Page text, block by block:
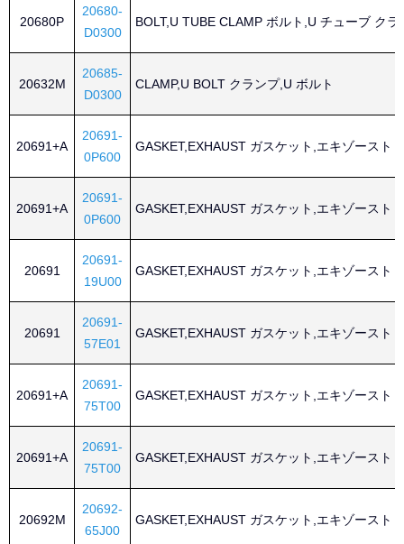
20680P
20680-
D0300
BOLT,U TUBE CLAMP ボルト,U チューブ クラ
20632M
20685-
D0300
CLAMP,U BOLT クランプ,U ボルト
20691+A
20691-
0P600
GASKET,EXHAUST ガスケット,エキゾースト
20691+A
20691-
0P600
GASKET,EXHAUST ガスケット,エキゾースト
20691
20691-
19U00
GASKET,EXHAUST ガスケット,エキゾースト
20691
20691-
57E01
GASKET,EXHAUST ガスケット,エキゾースト
20691+A
20691-
75T00
GASKET,EXHAUST ガスケット,エキゾースト
20691+A
20691-
75T00
GASKET,EXHAUST ガスケット,エキゾースト
20692M
20692-
65J00
GASKET,EXHAUST ガスケット,エキゾースト